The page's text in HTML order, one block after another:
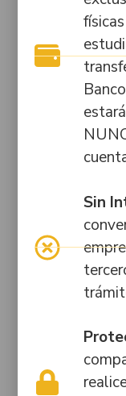
Secretaría
Distrital de
Educación de
Bogotá.
Licencia de
Funcionamiento
Sede Itagüí:
Resolución N.º
2014, emitida
Secretaría
Municipal de
Educación de
Sin